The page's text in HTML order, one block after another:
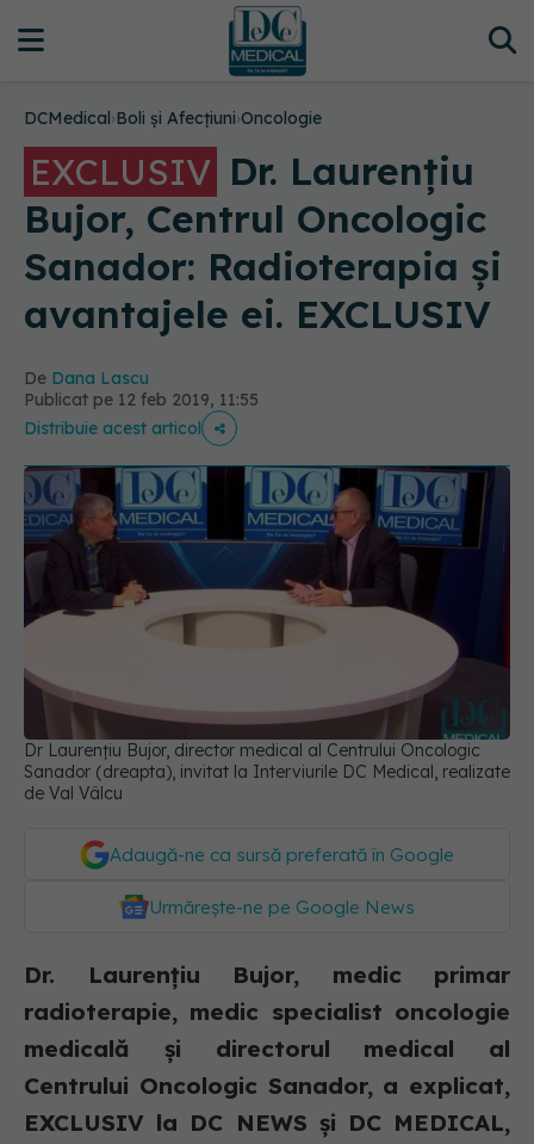
DCMedical›Boli și Afecțiuni›Oncologie
EXCLUSIV Dr. Laurențiu
Bujor, Centrul Oncologic
Sanador: Radioterapia și
avantajele ei. EXCLUSIV
De Dana Lascu
Publicat pe 12 feb 2019, 11:55
Distribuie acest articol
Dr Laurențiu Bujor, director medical al Centrului Oncologic
Sanador (dreapta), invitat la Interviurile DC Medical, realizate
de Val Vâlcu
Adaugă-ne ca sursă preferată în Google
Urmărește-ne pe Google News
Dr. Laurențiu Bujor, medic primar
radioterapie, medic specialist oncologie
medicală și directorul medical al
Centrului Oncologic Sanador, a explicat,
EXCLUSIV la DC NEWS și DC MEDICAL,